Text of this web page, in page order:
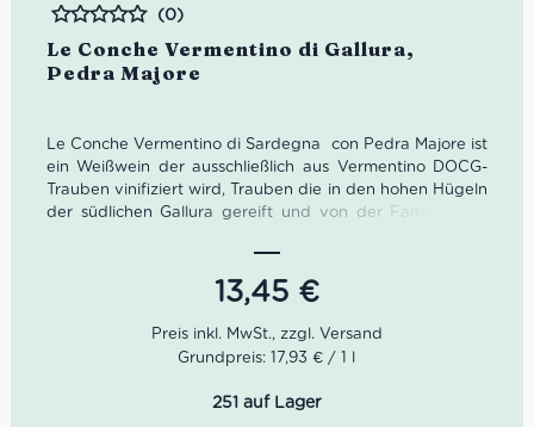
Le Conche Vermentino di Gallura,
Pedra Majore
Bewertet
(0)
Le Conche Vermentino di Sardegna con Pedra Majore ist
ein Weißwein der ausschließlich aus Vermentino DOCG-
Trauben vinifiziert wird, Trauben die in den hohen Hügeln
der südlichen Gallura gereift und von der Familie Isoni
von großer Frische und angenehmem Trinkgefühl zu
Le Conche Vermentino di Gallura von Pedra Majore hat
Strohgelbe Farbe mit leicht grünlichen Reflexen, brillant,
in der Nase zart pflanzlich, mit leichten fruchtigen Noten.
Lebendigkeit und Frische prägen die Trinkbarkeit dieses
Vermentinos, der dennoch eine gute Nachhaltigkeit am
Gaumen und einen sauberen Abgang aufweist.
13,45 €
Grundpreis: 17,93 € / 1 l
251 auf Lager